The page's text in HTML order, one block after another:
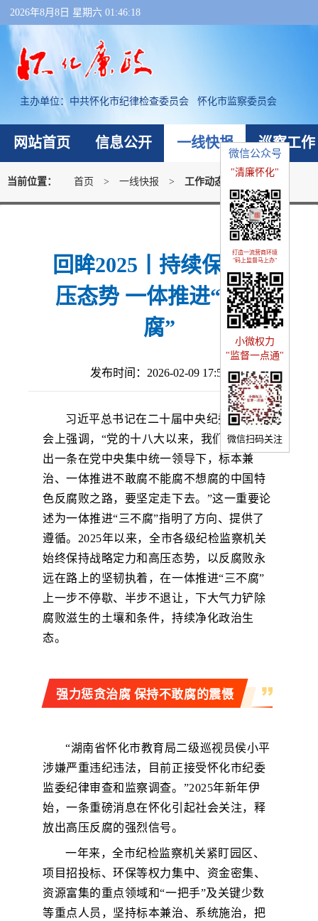
微信公众号
"清廉怀化"
打造一流营商环境
"码上监督马上办"
小微权力
"监督一点通"
微信扫码关注
2026年8月8日 星期六 01:46:18
主办单位： 中共怀化市纪律检查委员会 怀化市监察委员会
网站首页 信息公开 一线快报 巡察工作
当前位置： 首页 > 一线快报 > 工作动态
回眸2025丨持续保持高
压态势 一体推进“三不
腐”
发布时间：2026-02-09 17:51
习近平总书记在二十届中央纪委五次全
会上强调，“党的十八大以来，我们党成功走
出一条在党中央集中统一领导下，标本兼
治、一体推进不敢腐不能腐不想腐的中国特
色反腐败之路，要坚定走下去。”这一重要论
述为一体推进“三不腐”指明了方向、提供了
遵循。2025年以来，全市各级纪检监察机关
始终保持战略定力和高压态势，以反腐败永
远在路上的坚韧执着，在一体推进“三不腐”
上一步不停歇、半步不退让，下大气力铲除
腐败滋生的土壤和条件，持续净化政治生
态。
强力惩贪治腐 保持不敢腐的震慑
“湖南省怀化市教育局二级巡视员侯小平
涉嫌严重违纪违法，目前正接受怀化市纪委
监委纪律审查和监察调查。”2025年新年伊
始，一条重磅消息在怀化引起社会关注，释
放出高压反腐的强烈信号。
一年来，全市纪检监察机关紧盯园区、
项目招投标、环保等权力集中、资金密集、
资源富集的重点领域和“一把手”及关键少数
等重点人员，坚持标本兼治、系统施治，把